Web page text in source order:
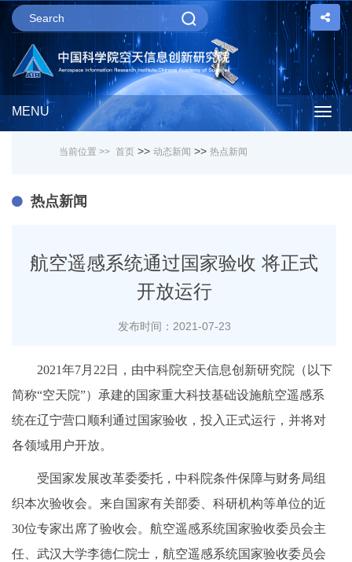
MENU
当前位置 >> 首页 >> 动态新闻 >> 热点新闻
热点新闻
航空遥感系统通过国家验收 将正式
开放运行
发布时间：2021-07-23
2021年7月22日，由中科院空天信息创新研究院（以下
简称“空天院”）承建的国家重大科技基础设施航空遥感系
统在辽宁营口顺利通过国家验收，投入正式运行，并将对
各领域用户开放。
受国家发展改革委委托，中科院条件保障与财务局组
织本次验收会。来自国家有关部委、科研机构等单位的近
30位专家出席了验收会。航空遥感系统国家验收委员会主
任、武汉大学李德仁院士，航空遥感系统国家验收委员会